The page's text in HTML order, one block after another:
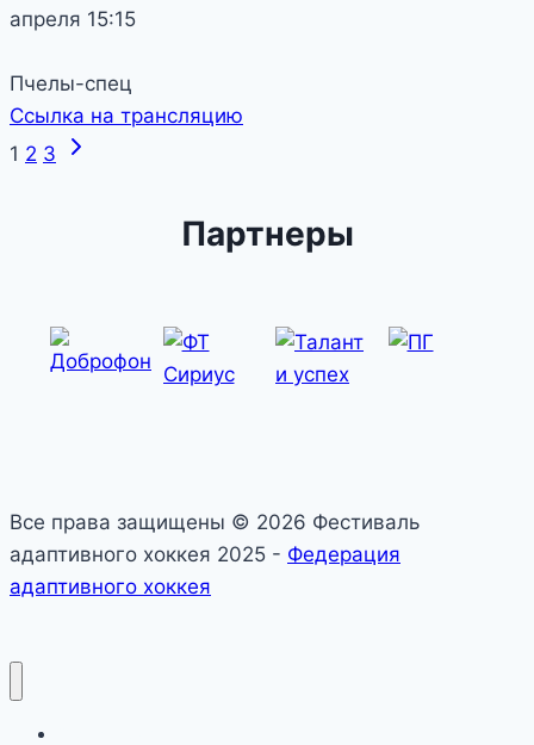
апреля 15:15
Пчелы-спец
Ссылка на трансляцию
Навигация
страницам
1 2 3
Следующая
Партнеры
Все права защищены © 2026 Фестиваль
адаптивного хоккея 2025 - Федерация
адаптивного хоккея